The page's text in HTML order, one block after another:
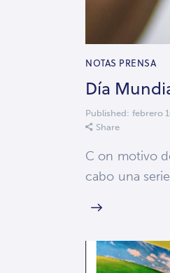
NOTAS PRENSA
Día
Published: febrero
Share
C on motivo
cabo una